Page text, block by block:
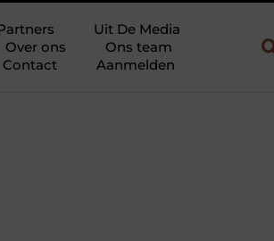
Uit De Media
Over ons
Ons team
Contact
Aanmelden